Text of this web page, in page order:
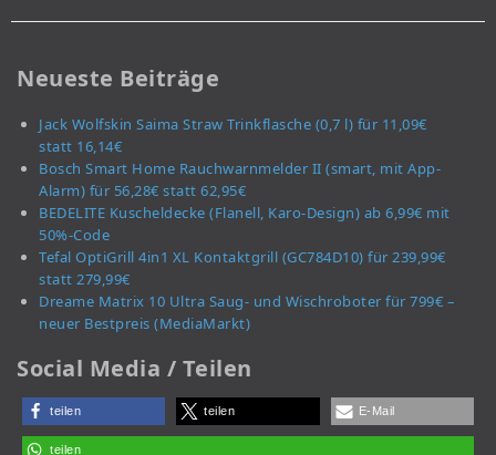
Neueste Beiträge
Jack Wolfskin Saima Straw Trinkflasche (0,7 l) für 11,09€
statt 16,14€
Bosch Smart Home Rauchwarnmelder II (smart, mit App-
Alarm) für 56,28€ statt 62,95€
BEDELITE Kuscheldecke (Flanell, Karo-Design) ab 6,99€ mit
50%-Code
Tefal OptiGrill 4in1 XL Kontaktgrill (GC784D10) für 239,99€
statt 279,99€
Dreame Matrix 10 Ultra Saug- und Wischroboter für 799€ –
neuer Bestpreis (MediaMarkt)
Social Media / Teilen
teilen teilen E-Mail
teilen